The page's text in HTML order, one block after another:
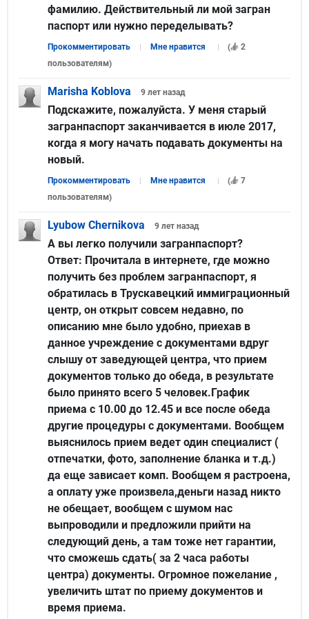
фамилию. Действительный ли мой загран
паспорт или нужно переделывать?
Прокомментировать Мне нравится (
2
пользователям)
Marisha Koblova 9 лет назад
Подскажите, пожалуйста. У меня старый
загранпаспорт заканчивается в июле 2017,
когда я могу начать подавать документы на
новый.
Прокомментировать Мне нравится (
7
пользователям)
Lyubow Chernikova 9 лет назад
А вы легко получили загранпаспорт?
Ответ: Прочитала в интернете, где можно
получить без проблем загранпаспорт, я
обратилась в Трускавецкий иммиграционный
центр, он открыт совсем недавно, по
описанию мне было удобно, приехав в
данное учреждение с документами вдруг
слышу от заведующей центра, что прием
документов только до обеда, в результате
было принято всего 5 человек.График
приема с 10.00 до 12.45 и все после обеда
другие процедуры с документами. Вообщем
выяснилось прием ведет один специалист (
отпечатки, фото, заполнение бланка и т.д.)
да еще зависает комп. Вообщем я растроена,
а оплату уже произвела,деньги назад никто
не обещает, вообщем с шумом нас
выпроводили и предложили прийти на
следующий день, а там тоже нет гарантии,
что сможешь сдать( за 2 часа работы
центра) документы. Огромное пожелание ,
увеличить штат по приему документов и
время приема.